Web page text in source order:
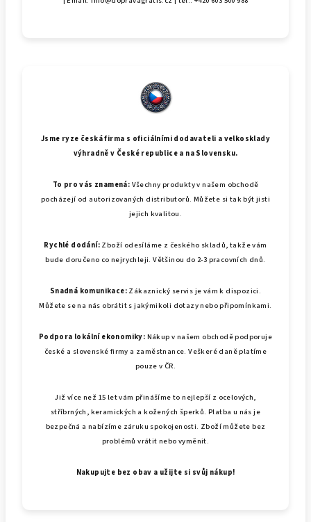
Jsme ryze česká firma s oficiálními dodavateli a velkosklady
výhradně v České republice a na Slovensku.
To pro vás znamená: Všechny produkty v našem obchodě
pocházejí od autorizovaných distributorů. Můžete si tak být jisti
jejich kvalitou.
Rychlé dodání: Zboží odesíláme z českého skladů, takže vám
bude doručeno co nejrychleji. Většinou do 2-3 pracovních dnů.
Snadná komunikace: Zákaznický servis je vám k dispozici.
Můžete se na nás obrátit s jakýmikoli dotazy nebo připomínkami.
Podpora lokální ekonomiky: Nákup v našem obchodě podporuje
české a slovenské firmy a zaměstnance. Veškeré daně platíme
pouze v ČR.
Již více než 15 let vám přinášíme to nejlepší z ocelových,
stříbrných, keramických a kožených šperků. Platba u nás je
bezpečná a nabízíme záruku spokojenosti. Zboží můžete bez
problémů vrátit nebo vyměnit.
Nakupujte bez obav a užijte si svůj nákup!